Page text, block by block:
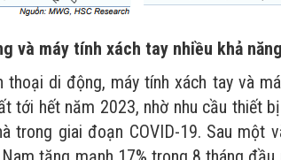
và máy tính xách tay nhiều khả
thoại di động, máy tính xách tay và
tới hết năm 2023, nhờ nhu cầu thiết
trong giai đoạn COVID-19. Sau một